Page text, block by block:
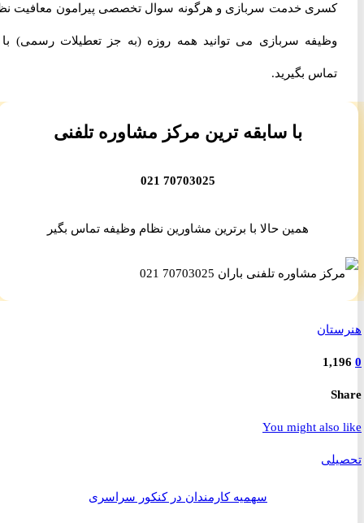
کسری خدمت سربازی و هرگونه سوال تخصصی پیرامون معافیت نظام
وظیفه سربازی می توانید همه روزه (به جز تعطیلات رسمی) با ما
تماس بگیرید.
با سابقه ترین مرکز مشاوره تلفنی
70703025 021
همین حالا با برترین مشاورین نظام وظیفه تماس بگیر
You might
سهمیه کارمندان در کنکور سراسری